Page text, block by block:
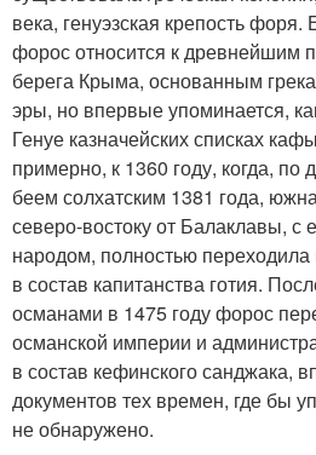
века, генуэзская крепость форя.
форос относится к древнейшим
берега Крыма, основанным
эры, но впервые упоминается,
Генуе казначейских списках
примерно, к 1360 году, когда, по
беем солхатским 1381 года,
северо-востоку от Балаклавы, с
народом, полностью переходила
в состав капитанства готия.
османами в 1475 году форос
османской империи и
в состав кефинского санджака,
документов тех времен, где бы
не обнаружено.